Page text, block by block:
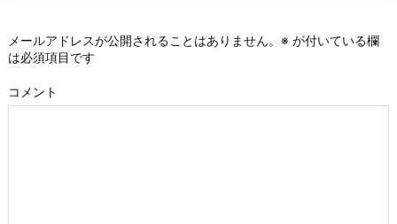
メールアドレスが公開されることはありません。 ※ が付いている欄
は必須項目です
コメント